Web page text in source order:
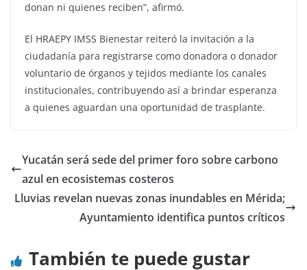
donan ni quienes reciben”, afirmó.
El HRAEPY IMSS Bienestar reiteró la invitación a la
ciudadanía para registrarse como donadora o donador
voluntario de órganos y tejidos mediante los canales
institucionales, contribuyendo así a brindar esperanza
a quienes aguardan una oportunidad de trasplante.
Yucatán será sede del primer foro sobre carbono
azul en ecosistemas costeros
Lluvias revelan nuevas zonas inundables en Mérida;
Ayuntamiento identifica puntos críticos
También te puede gustar